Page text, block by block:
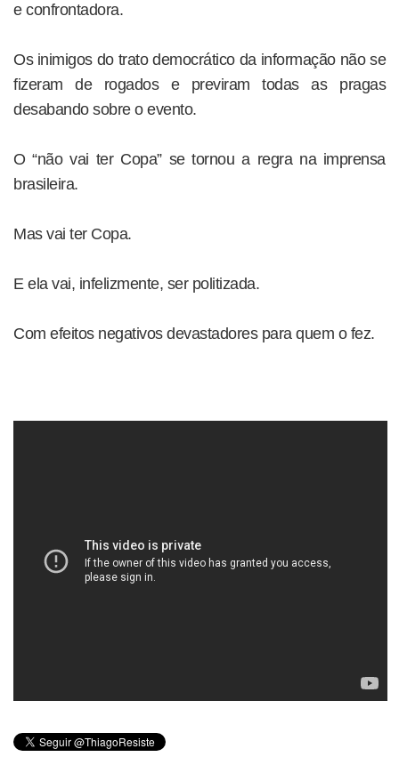
e confrontadora.
Os inimigos do trato democrático da informação não se
fizeram de rogados e previram todas as pragas
desabando sobre o evento.
O “não vai ter Copa” se tornou a regra na imprensa
brasileira.
Mas vai ter Copa.
E ela vai, infelizmente, ser politizada.
Com efeitos negativos devastadores para quem o fez.